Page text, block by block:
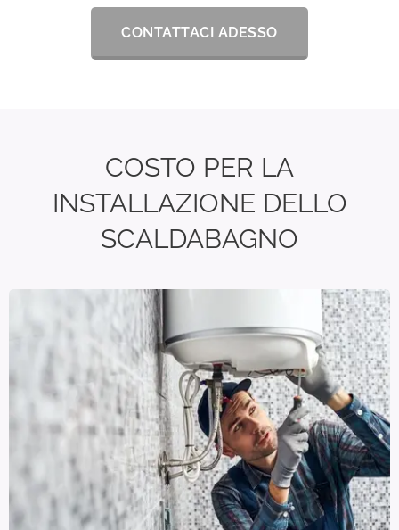
CONTATTACI ADESSO
COSTO PER LA
INSTALLAZIONE DELLO
SCALDABAGNO